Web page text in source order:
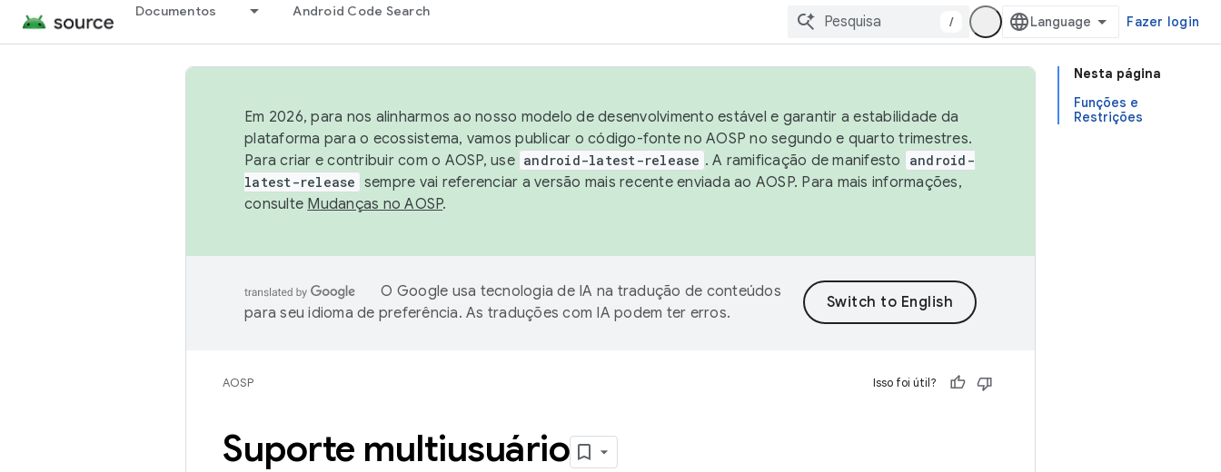
Documentos Android Code Search
/ Fazer login
Nesta página
Funções e
Restrições
Em 2026, para nos alinharmos ao nosso modelo de desenvolvimento estável e garantir a estabilidade da
plataforma para o ecossistema, vamos publicar o código-fonte no AOSP no segundo e quarto trimestres.
Para criar e contribuir com o AOSP, use android-latest-release . A ramificação de manifesto
android-
latest-release sempre vai referenciar a versão mais recente enviada ao AOSP. Para mais informações,
consulte Mudanças no AOSP.
O Google usa tecnologia de IA na tradução de conteúdos
para seu idioma de preferência. As traduções com IA podem ter erros.
AOSP Isso foi útil?
Suporte multiusuário